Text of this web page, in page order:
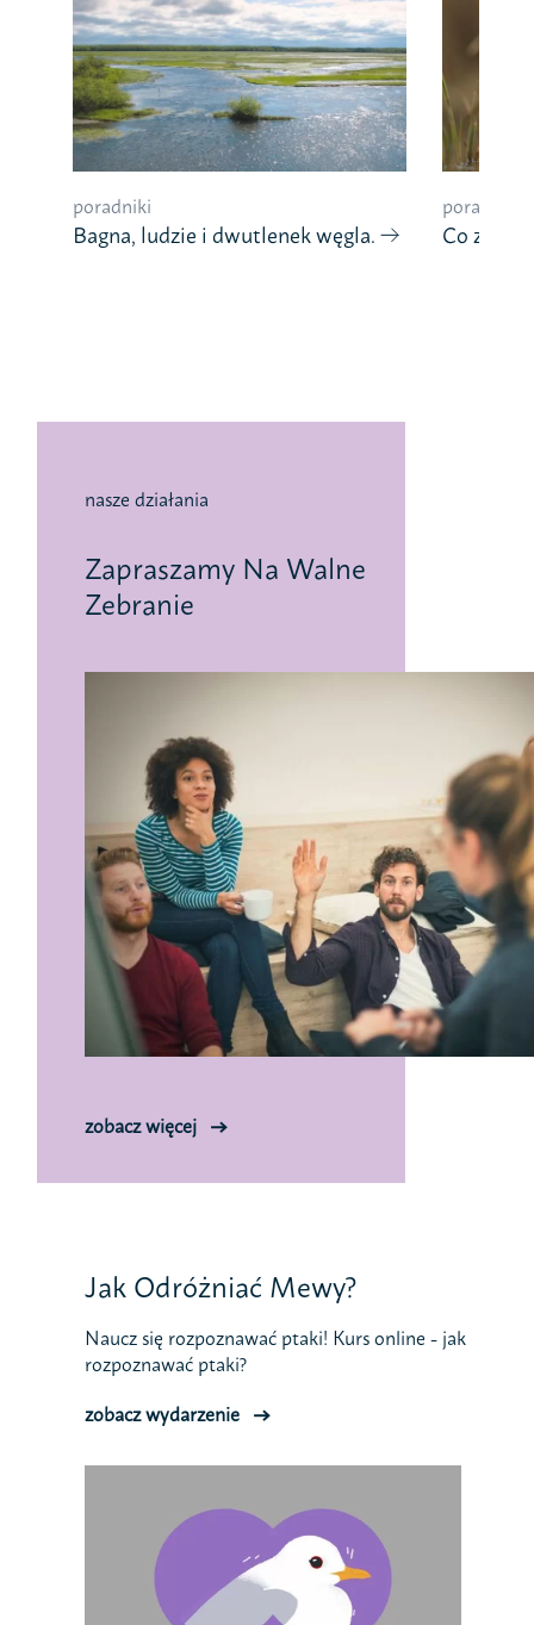
poradniki
Bagna, ludzie i dwutlenek węgla.
poradniki
Co
nasze działania
Zapraszamy Na Walne
Zebranie
zobacz więcej
Jak Odróżniać Mewy?
Naucz się rozpoznawać ptaki! Kurs online - jak
rozpoznawać ptaki?
zobacz wydarzenie